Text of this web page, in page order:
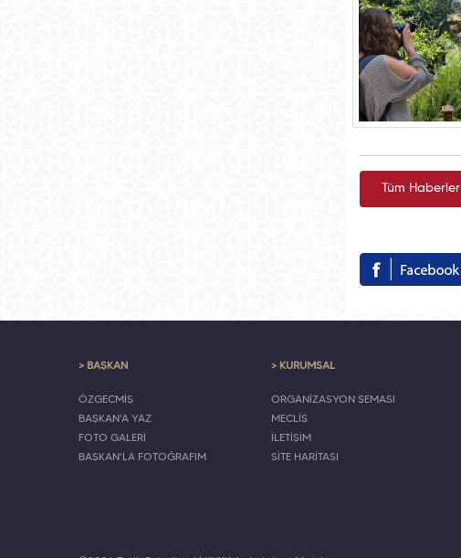
Tüm Haberler
> BAŞKAN
ÖZGEÇMİŞ
BAŞKAN'A YAZ
FOTO GALERİ
BAŞKAN'LA FOTOĞRAFIM
> KURUMSAL
ORGANİZASYON ŞEMASI
MECLİS
İLETİŞİM
SİTE HARİTASI